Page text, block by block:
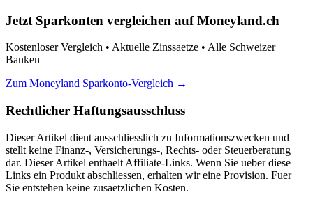
Jetzt Sparkonten vergleichen auf Moneyland.ch
Kostenloser Vergleich • Aktuelle Zinssaetze • Alle Schweizer
Banken
Zum Moneyland Sparkonto-Vergleich →
Rechtlicher Haftungsausschluss
Dieser Artikel dient ausschliesslich zu Informationszwecken und
stellt keine Finanz-, Versicherungs-, Rechts- oder Steuerberatung
dar. Dieser Artikel enthaelt Affiliate-Links. Wenn Sie ueber diese
Links ein Produkt abschliessen, erhalten wir eine Provision. Fuer
Sie entstehen keine zusaetzlichen Kosten.